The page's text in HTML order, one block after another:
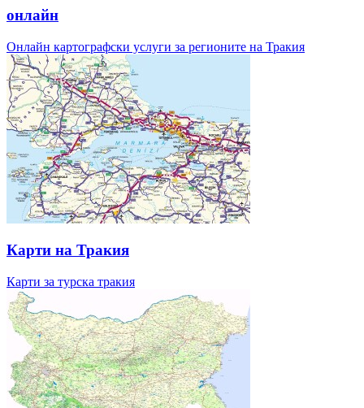
онлайн
Онлайн картографски услуги за регионите на Тракия
Карти на Тракия
Карти за турска тракия